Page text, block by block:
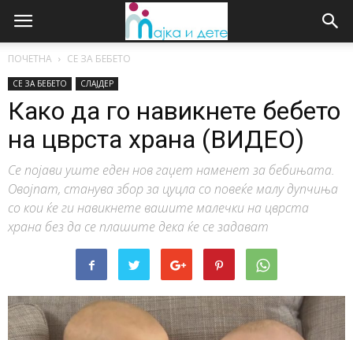
ПОЧЕТНА СЕ ЗА БЕБЕТО
СЕ ЗА БЕБЕТО СЛАЈДЕР
Како да го навикнете бебето
на цврста храна (ВИДЕО)
Се појави уште еден нов гаџет наменет за бебињата.
Овојпат, станува збор за цуцла со повеќе малу дупчиња
со кои ќе ги навикнете вашите малечки на цврста
храна без да се плашите дека ќе се задават